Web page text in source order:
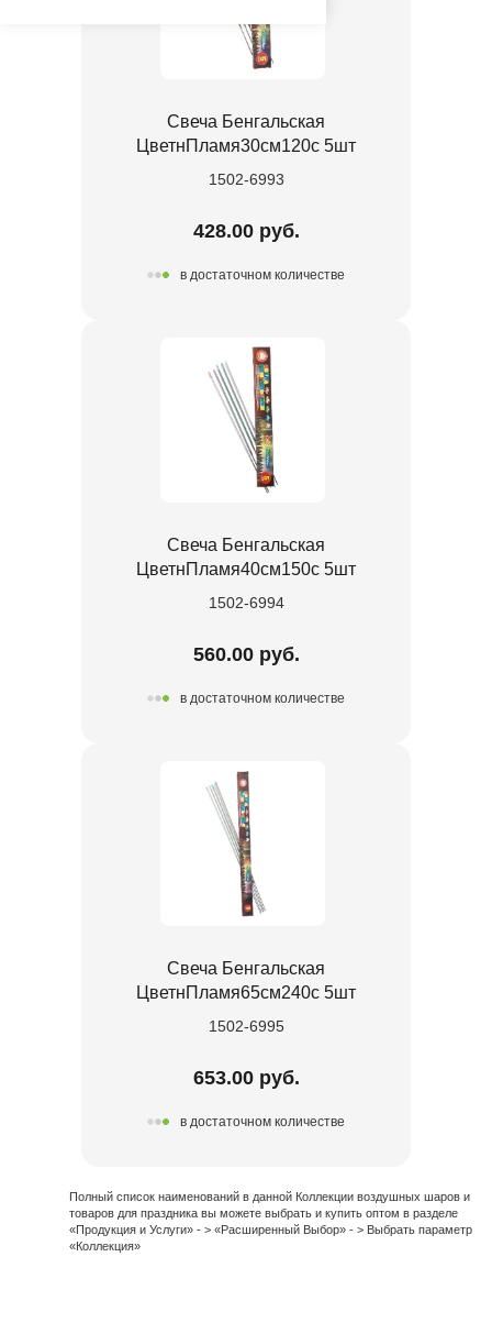
Свеча Бенгальская
ЦветнПламя30см120с 5шт
1502-6993
428.00 руб.
в достаточном количестве
Свеча Бенгальская
ЦветнПламя40см150с 5шт
1502-6994
560.00 руб.
в достаточном количестве
Свеча Бенгальская
ЦветнПламя65см240с 5шт
1502-6995
653.00 руб.
в достаточном количестве
Полный список наименований в данной Коллекции воздушных шаров и
товаров для праздника вы можете выбрать и купить оптом в разделе
«Продукция и Услуги» - > «Расширенный Выбор» - > Выбрать параметр
«Коллекция»